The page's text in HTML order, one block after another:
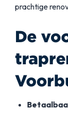
prachtige
De